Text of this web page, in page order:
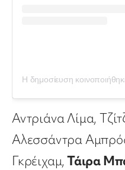
Αντριάνα Λίμα,
Αλεσσάντρα
Γκρέιχαμ, Τάιρα